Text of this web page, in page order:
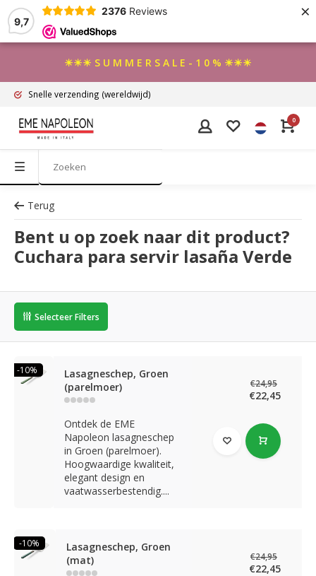
9,7
2376 Reviews ×
☀☀☀ S U M M E R S A L E - 1 0 % ☀☀☀
Snelle verzending (wereldwijd)
0
Terug
Bent u op zoek naar dit product?
Cuchara para servir lasaña Verde
Selecteer Filters
-10%
Lasagneschep, Groen
(parelmoer)
Ontdek de EME
Napoleon lasagneschep
in Groen (parelmoer).
Hoogwaardige kwaliteit,
elegant design en
vaatwasserbestendig....
€24,95
€22,45
-10%
Lasagneschep, Groen
(mat)
€24,95
€22,45